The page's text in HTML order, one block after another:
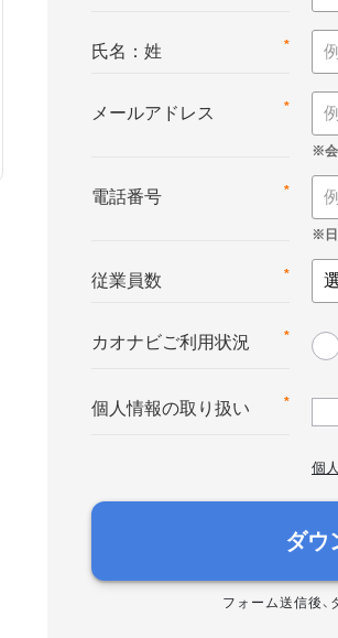
*
氏名：姓
*
メールアドレス
*
電話番号
*
従業員数
*
カオナビご利用状況
*
個人情報の取り扱い
個
ダウ
フォーム送信後